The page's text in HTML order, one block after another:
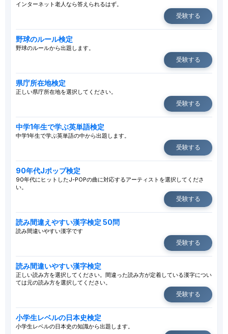
インターネット老人なら答えられるはず。
受験する
野球のルール検定
野球のルールから出題します。
受験する
県庁所在地検定
正しい県庁所在地を選択してください。
受験する
中学1年生で学ぶ英単語検定
中学1年生で学ぶ英単語の中から出題します。
受験する
90年代Jポップ検定
90年代にヒットしたJ-POPの曲に対応するアーティストを選択してくださ
い。
受験する
読み間違えやすい漢字検定 50問
読み間違いやすい漢字です
受験する
読み間違いやすい漢字検定
正しい読み方を選択してください。間違った読み方が定着している漢字につい
ては元の読み方を選択してください。
受験する
小学生レベルの日本史検定
小学生レベルの日本史の知識から出題します。